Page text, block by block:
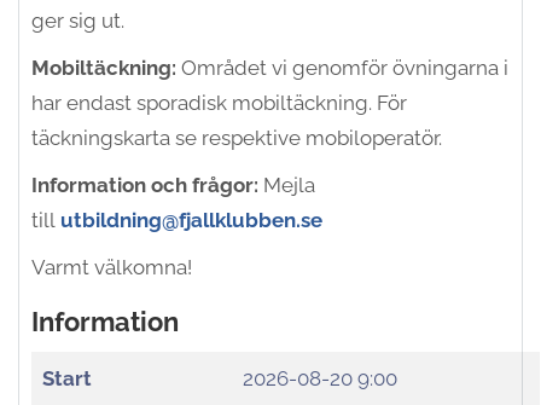
ger sig ut.
Mobiltäckning: Området vi genomför övningarna i
har endast sporadisk mobiltäckning. För
täckningskarta se respektive mobiloperatör.
Information och frågor: Mejla
till utbildning@fjallklubben.se
Varmt välkomna!
Information
Start 2026-08-20 9:00